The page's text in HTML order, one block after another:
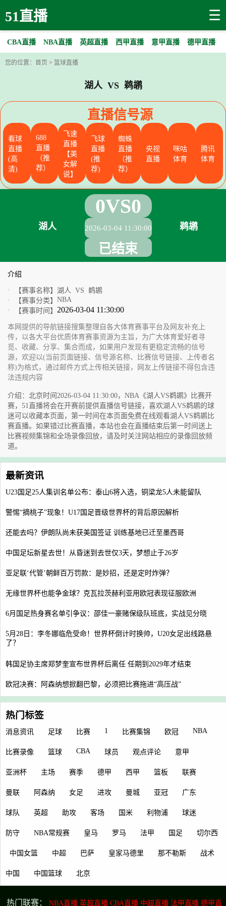
51直播 ☰
CBA直播 NBA直播 英超直播 西甲直播 意甲直播 德甲直播
您的位置： 首页 > 篮球直播
湖人 VS 鹈鹕
直播信号源
看球
直播
(高
清)
688
直播
（推
荐）
飞速
直播
【美
女解
说】
飞球
直播
(推
荐)
蜘蛛
直播
（推
荐）
央视
直播
咪咕
体育
腾讯
体育
湖人
0VS0
2026-03-04 11:30:00
已结束
鹈鹕
介绍
【赛事名称】 湖人 VS 鹈鹕
【赛事分类】 NBA
【赛事时间】 2026-03-04 11:30:00
本网提供的导航链接搜集整理自各大体育赛事平台及网友补充上
传，以各大平台优质体育赛事资源为主旨，为广大体育爱好者寻
觅、收藏、分享、集合而成，如果用户发现有更稳定流畅的信号
源，欢迎以(当前页面链接、信号源名称、比赛信号链接、上传者名
称)为格式，通过邮件方式上传相关链接，网友上传链接不得包含违
法违规内容
介绍：北京时间2026-03-04 11:30:00，NBA《湖人VS鹈鹕》比赛开
赛，51直播将会在开赛前提供直播信号链接，喜欢湖人VS鹈鹕的球
迷可以收藏本页面，第一时间在本页面免费在线观看湖人VS鹈鹕比
赛直播。如果错过比赛直播，本站也会在直播结束后第一时间送上
比赛视频集锦和全场录像回放，请及时关注网站相应的录像回放频
道。
最新资讯
U23国足25人集训名单公布：泰山6将入选，铜梁龙5人未能留队
警惕“摘桃子”现象！U17国足晋级世界杯的背后原因解析
还能去吗？伊朗队尚未获美国签证 训练基地已迁至墨西哥
中国足坛新星去世！从昏迷到去世仅3天，梦想止于26岁
亚足联‘代管’朝鲜百万罚款：是妙招，还是定时炸弹？
无缘世界杯也能争金球？克瓦拉茨赫利亚用欧冠表现征服欧洲
6月国足热身赛名单引争议：邵佳一豪赌保级队班底，实战见分晓
5月28日：李冬娜临危受命！世界杯倒计时换帅，U20女足出线路悬
了？
韩国足协主席郑梦奎宣布世界杯后离任 任期到2029年才结束
欧冠决赛：阿森纳想掀翻巴黎，必须把比赛拖进“高压战”
热门标签
消息资讯 足球 比赛 1 比赛集锦 欧冠 NBA
比赛录像 篮球 CBA 球员 观点评论 意甲
亚洲杯 主场 赛季 德甲 西甲 篮板 联赛
曼联 阿森纳 女足 进攻 曼城 亚冠 广东
球队 英超 助攻 客场 国米 利物浦 球迷
防守 NBA常规赛 皇马 罗马 法甲 国足 切尔西
中国女篮 中超 巴萨 皇家马德里 那不勒斯 战术
中国 中国篮球 北京
热门联赛： NBA直播 英超直播 CBA直播 中超直播 法甲直播 德甲直